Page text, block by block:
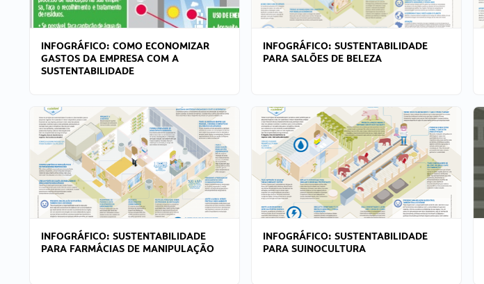
INFOGRÁFICO: COMO ECONOMIZAR
GASTOS DA EMPRESA COM A
SUSTENTABILIDADE
INFOGRÁFICO: SUSTENTABILIDADE
PARA SALÕES DE BELEZA
INFOGRÁFICO: SUSTENTABILIDADE
PARA FARMÁCIAS DE MANIPULAÇÃO
INFOGRÁFICO: SUSTENTABILIDADE
PARA SUINOCULTURA